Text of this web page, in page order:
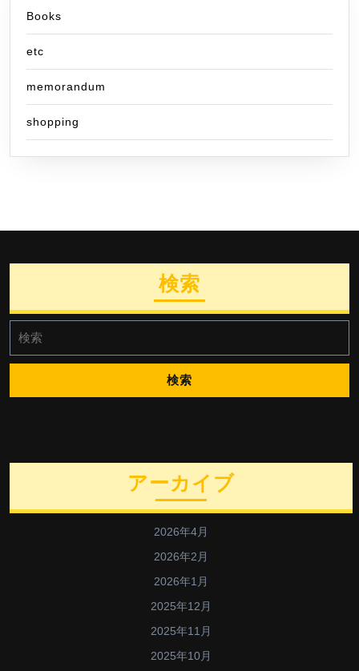
Books
etc
memorandum
shopping
検索
索:
アーカイブ
2026年4月
2026年2月
2026年1月
2025年12月
2025年11月
2025年10月